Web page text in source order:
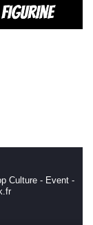
Culture - Event -